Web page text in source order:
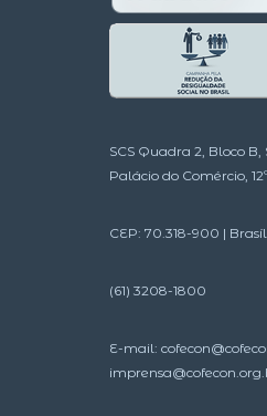
SCS Quadra 2, Bloco B,
Palácio do Comércio,
CEP: 70.318-900 |
(61) 3208-1800
E-mail: